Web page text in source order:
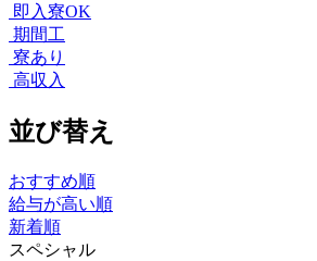
即入寮OK
期間工
寮あり
高収入
並び替え
おすすめ順
給与が高い順
新着順
スペシャル